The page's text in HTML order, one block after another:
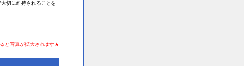
切に維持されることを
と写真が拡大されます★